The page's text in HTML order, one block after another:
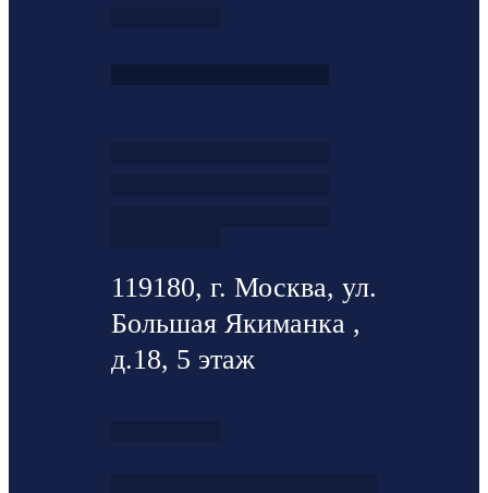
119180, г. Москва, ул.
Большая Якиманка ,
д.18, 5 этаж